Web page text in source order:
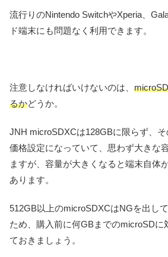
流行りのNintendo SwitchやXperia、
ド端末にも問題なく利用できます。
注意しなければいけないのは、
るかどうか。
JNH microSDXCは128GBに限らず、
価格設定になっていて、思わず大きな
ますが、容量が大きくなると端末自体
あります。
512GB以上のmicroSDXCはNGを出し
ため、購入前に何GBまでのmicroSDに
ておきましょう。